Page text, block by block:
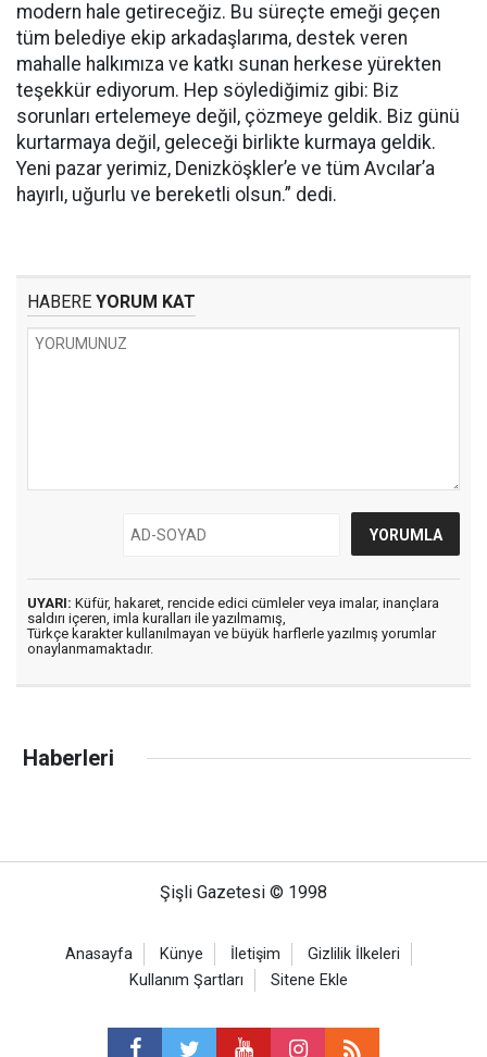
modern hale getireceğiz. Bu süreçte emeği geçen
tüm belediye ekip arkadaşlarıma, destek veren
mahalle halkımıza ve katkı sunan herkese yürekten
teşekkür ediyorum. Hep söylediğimiz gibi: Biz
sorunları ertelemeye değil, çözmeye geldik. Biz günü
kurtarmaya değil, geleceği birlikte kurmaya geldik.
Yeni pazar yerimiz, Denizköşkler’e ve tüm Avcılar’a
hayırlı, uğurlu ve bereketli olsun.” dedi.
HABERE YORUM KAT
UYARI: Küfür, hakaret, rencide edici cümleler veya imalar, inançlara
saldırı içeren, imla kuralları ile yazılmamış,
Türkçe karakter kullanılmayan ve büyük harflerle yazılmış yorumlar
onaylanmamaktadır.
Haberleri
Şişli Gazetesi © 1998
Anasayfa Künye İletişim
Gizlilik İlkeleri
Kullanım Şartları
Sitene Ekle